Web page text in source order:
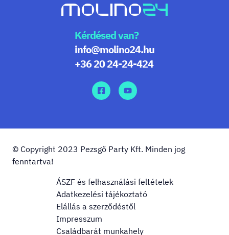
Kérdésed van?
info@molino24.hu
+36 20 24-24-424
© Copyright 2023 Pezsgő Party Kft. Minden jog
fenntartva!
ÁSZF és felhasználási feltételek
Adatkezelési tájékoztató
Elállás a szerződéstől
Impresszum
Családbarát munkahely